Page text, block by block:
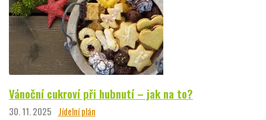
Vánoční cukroví při hubnutí – jak na to?
30. 11. 2025 Jídelní plán